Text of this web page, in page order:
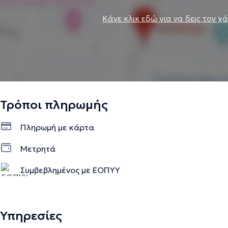
Κάνε κλικ εδώ για να δεις τον
Τρόποι πληρωμής
Πληρωμή με κάρτα
Μετρητά
Συμβεβλημένος με ΕΟΠΥΥ
Υπηρεσίες